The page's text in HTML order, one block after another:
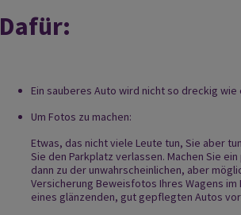
Dafür:
Ein sauberes Auto wird nicht so dreckig
Um Fotos zu machen:
Etwas, das nicht viele Leute tun, Sie aber
Sie den Parkplatz verlassen. Machen Sie
dann zu der unwahrscheinlichen, aber
Versicherung Beweisfotos Ihres Wagens
eines glänzenden, gut gepflegten Autos